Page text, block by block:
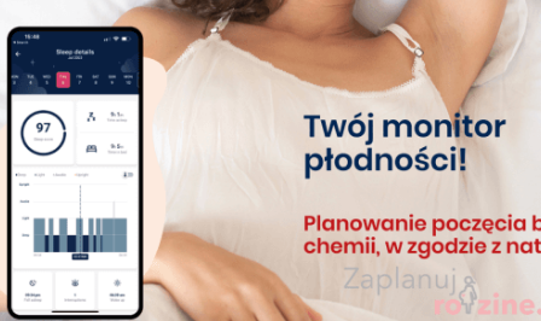
Próbuję zajść w ciążę.
W jaki sposób
Tempdrop może mi
pomóc?
Czy mogę rozpocząć
pomiary temperatury,
używając innych
metod antykoncepcji?
Regulamin
Blog